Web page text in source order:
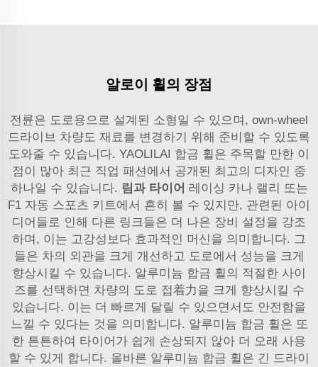
알로이 휠의 장점
전륜은 도로용으로 설계된 소형일 수 있으며, own-wheel
드라이브 차량도 재료를 변경하기 위해 준비할 수 있도록
도와줄 수 있습니다. YAOLILAI 합금 휠은 주목할 만한 이
점이 많아 최근 직업 패션에서 공개된 최고의 디자인 중
하나일 수 있습니다. 림과 타이어 레이싱 카나 랠리 또는
F1 자동 스포츠 키트에서 흔히 볼 수 있지만, 관련된 아이
디어들로 인해 다른 링크들은 더 나은 장비 설정을 강조
하며, 이는 고강성보다 효과적인 머신을 의미합니다. 그
들은 차의 외관을 크게 개선하고 도로에서 성능을 크게
향상시킬 수 있습니다. 알루미늄 합금 휠의 적절한 사이
즈를 선택하면 차량의 도로 접着力을 크게 향상시킬 수
있습니다. 이는 더 빠르게 달릴 수 있으면서도 안전함을
느낄 수 있다는 것을 의미합니다. 알루미늄 합금 휠은 또
한 튼튼하여 타이어가 쉽게 손상되지 않아 더 오래 사용
할 수 있게 합니다. 올바른 알루미늄 합금 휠은 긴 드라이